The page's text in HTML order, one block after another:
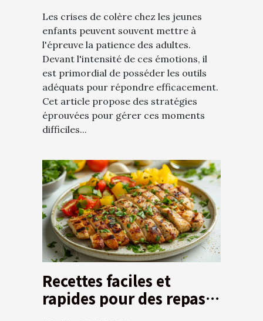
Les crises de colère chez les jeunes
enfants peuvent souvent mettre à
l'épreuve la patience des adultes.
Devant l'intensité de ces émotions, il
est primordial de posséder les outils
adéquats pour répondre efficacement.
Cet article propose des stratégies
éprouvées pour gérer ces moments
difficiles...
Recettes faciles et
rapides pour des repas
sains en moins de 30